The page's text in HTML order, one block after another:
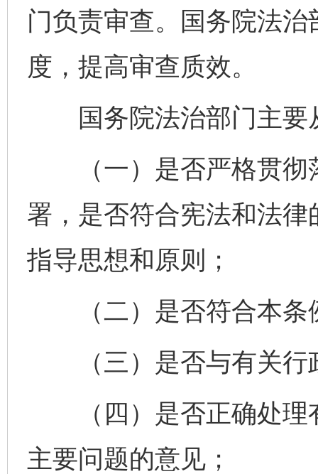
门负责审查。国务院法
度，提高审查质效。
国务院法治部门主要
（一）是否严格贯彻
署，是否符合宪法和法
指导思想和原则；
（二）是否符合本条
（三）是否与有关行
（四）是否正确处理
主要问题的意见；